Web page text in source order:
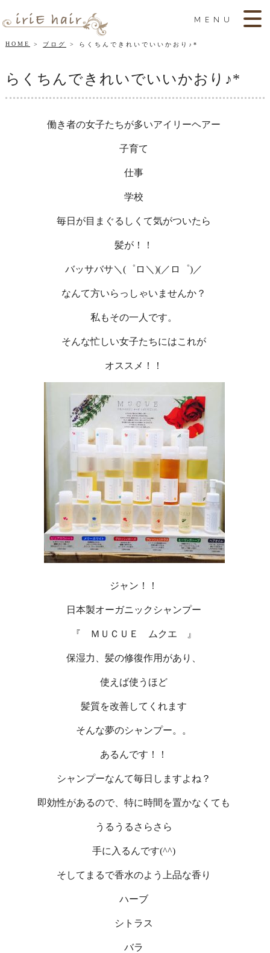
MENU
HOME ブログ らくちんできれいでいいかおり♪*
らくちんできれいでいいかおり♪*
働き者の女子たちが多いアイリーヘアー
子育て
仕事
学校
毎日が目まぐるしくて気がついたら
髪が！！
バッサバサ＼(゜ロ＼)(／ロ゜)／
なんて方いらっしゃいませんか？
私もその一人です。
そんな忙しい女子たちにはこれが
オススメ！！
ジャン！！
日本製オーガニックシャンプー
『 ＭＵＣＵＥ ムクエ 』
保湿力、髪の修復作用があり、
使えば使うほど
髪質を改善してくれます
そんな夢のシャンプー。。
あるんです！！
シャンプーなんて毎日しますよね？
即効性があるので、特に時間を置かなくても
うるうるさらさら
手に入るんです(^^)
そしてまるで香水のよう上品な香り
ハーブ
シトラス
バラ